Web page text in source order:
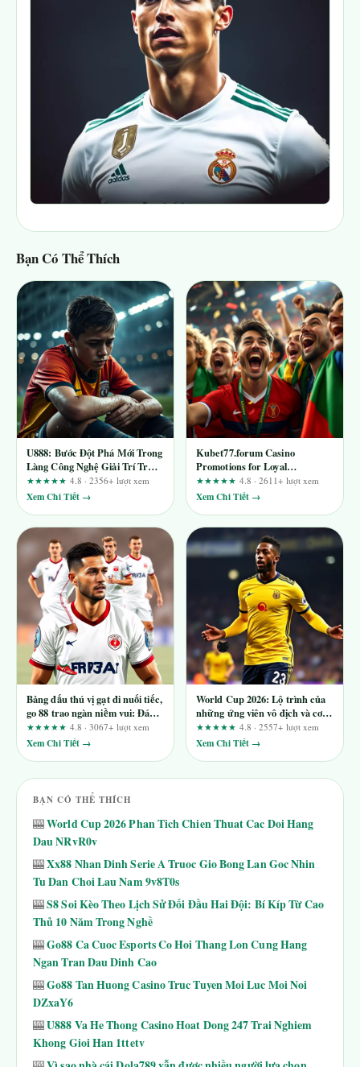
Bạn Có Thể Thích
U888: Bước Đột Phá Mới Trong
Làng Công Nghệ Giải Trí Trực
Tuyến
★★★★★ 4.8 · 2356+ lượt xem
Xem Chi Tiết →
Kubet77.forum Casino
Promotions for Loyal
Members: How to Separate
Real Value from Marketing
★★★★★ 4.8 · 2611+ lượt xem
Xem Chi Tiết →
Bảng đấu thú vị gạt đi nuối tiếc,
go 88 trao ngàn niềm vui: Đánh
giá toàn diện từ góc nhìn biên
tập
★★★★★ 4.8 · 3067+ lượt xem
Xem Chi Tiết →
World Cup 2026: Lộ trình của
những ứng viên vô địch và cơn
khát danh vọng
★★★★★ 4.8 · 2557+ lượt xem
Xem Chi Tiết →
BẠN CÓ THỂ THÍCH
🎰World Cup 2026 Phan Tich Chien Thuat Cac Doi Hang
Dau NRvR0v
🎰Xx88 Nhan Dinh Serie A Truoc Gio Bong Lan Goc Nhin
Tu Dan Choi Lau Nam 9v8T0s
🎰S8 Soi Kèo Theo Lịch Sử Đối Đầu Hai Đội: Bí Kíp Từ Cao
Thủ 10 Năm Trong Nghề
🎰Go88 Ca Cuoc Esports Co Hoi Thang Lon Cung Hang
Ngan Tran Dau Dinh Cao
🎰Go88 Tan Huong Casino Truc Tuyen Moi Luc Moi Noi
DZxaY6
🎰U888 Va He Thong Casino Hoat Dong 247 Trai Nghiem
Khong Gioi Han 1ttetv